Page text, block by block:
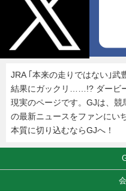
JRA ｢本来の走りではない｣武
結果にガックリ……!? ダービ
現実のページです。GJは、競
の最新ニュースをファンにい
本質に切り込むならGJへ！